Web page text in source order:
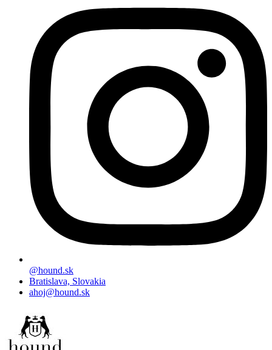
@hound.sk
Bratislava, Slovakia
ahoj@hound.sk